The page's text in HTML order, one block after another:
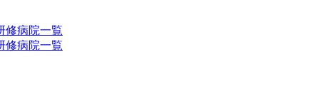
修病院一覧
修病院一覧